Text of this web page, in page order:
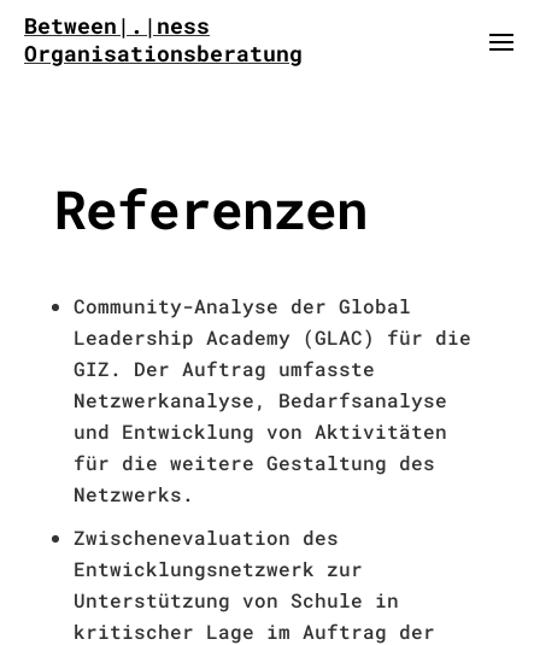
Between|.|ness
Organisationsberatung
Referenzen
Community-Analyse der Global
Leadership Academy (GLAC) für die
GIZ. Der Auftrag umfasste
Netzwerkanalyse, Bedarfsanalyse
und Entwicklung von Aktivitäten
für die weitere Gestaltung des
Netzwerks.
Zwischenevaluation des
Entwicklungsnetzwerk zur
Unterstützung von Schule in
kritischer Lage im Auftrag der